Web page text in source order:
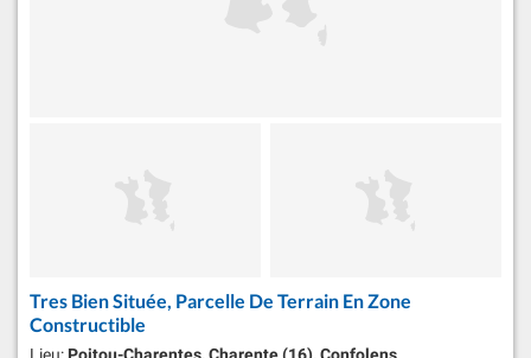
Tres Bien Située, Parcelle De Terrain En Zone
Constructible